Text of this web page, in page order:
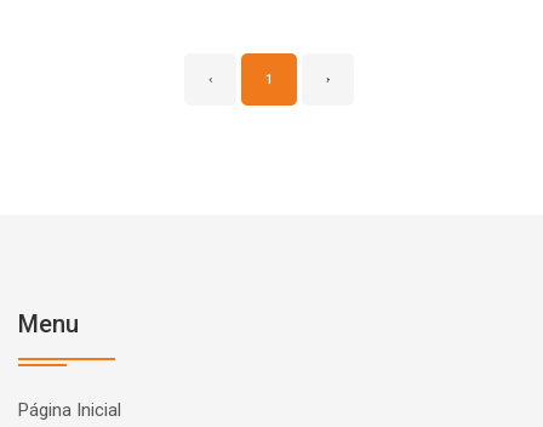
‹ 1 ›
Menu
Página Inicial